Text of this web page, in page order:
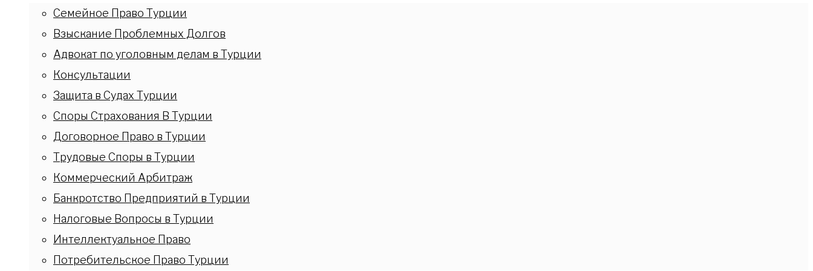
Семейное Право Турции
Взыскание Проблемных Долгов
Адвокат по уголовным делам в Турции
Консультации
Защита в Судах Турции
Споры Страхования В Турции
Договорное Право в Турции
Трудовые Споры в Турции
Коммерческий Арбитраж
Банкротство Предприятий в Турции
Налоговые Вопросы в Турции
Интеллектуальное Право
Потребительское Право Турции